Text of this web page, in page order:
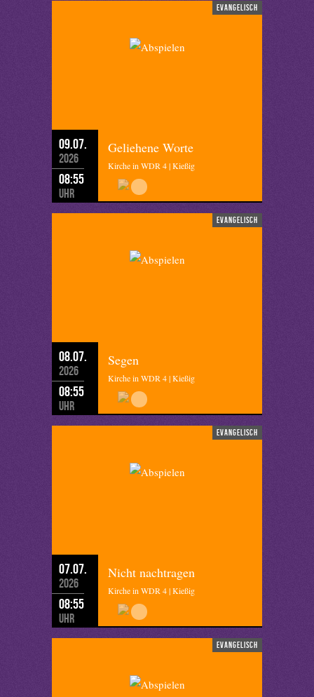
evangelisch
09.07.
2026
08:55
Uhr
Geliehene Worte
Kirche in WDR 4 | Kießig
evangelisch
08.07.
2026
08:55
Uhr
Segen
Kirche in WDR 4 | Kießig
evangelisch
07.07.
2026
08:55
Uhr
Nicht nachtragen
Kirche in WDR 4 | Kießig
evangelisch